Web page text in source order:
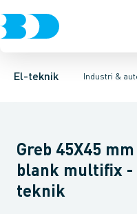
El-teknik Industri &
Afbrydere, stikkontakter
Industristiksystemer
TrykknaphovedLystårn
Greb 45X45
blank multifix -
teknik